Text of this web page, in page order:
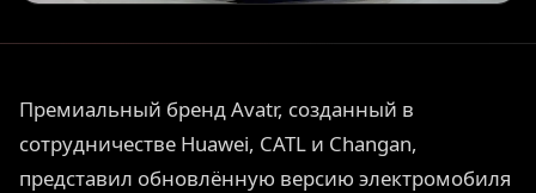
Премиальный бренд Avatr, созданный в
сотрудничестве Huawei, CATL и Changan,
представил обновлённую версию электромобиля